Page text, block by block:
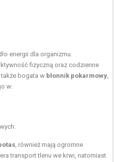
energii dla organizmu.
fizyczną oraz codzienne
bogata w błonnik pokarmowy
w:
, również mają ogromne
transport tlenu we krwi, natomiast